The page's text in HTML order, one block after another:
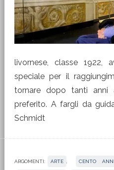
livornese, classe 1922,
speciale per il
tornare dopo tanti anni
preferito. A fargli da
Schmidt
ARGOMENTI: ARTE CENTO ANNI